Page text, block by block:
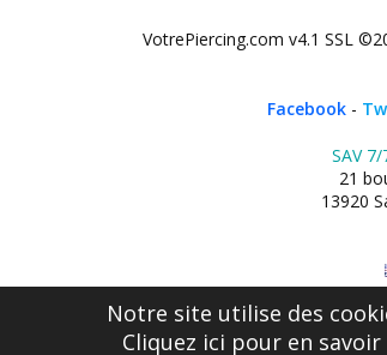
VotrePiercing.com v4.1 SSL
Facebook -
SAV 7/
21
13920
Notre site utilise des
Cliquez ici pour en